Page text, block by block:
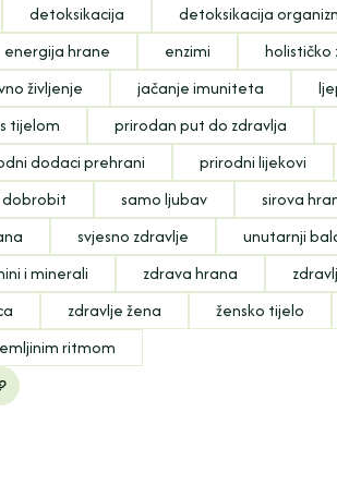
detoksikacija detoksikacija
energija hrane enzimi holističko
življenje jačanje imuniteta
tijelom prirodan put do zdravlja
dodaci prehrani prirodni lijekovi
dobrobit samo ljubav sirova
svjesno zdravlje unutarnji
i minerali zdrava hrana
zdravlje žena žensko tijelo
ritmom